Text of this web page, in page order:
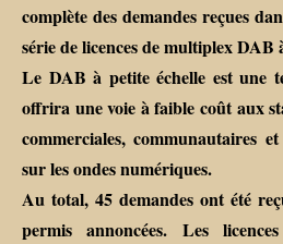
complète des demandes reçues
série de licences de multiplex DAB
Le DAB à petite échelle est une
offrira une voie à faible coût aux
commerciales, communautaires
sur les ondes numériques.
Au total, 45 demandes ont été
permis annoncées. Les